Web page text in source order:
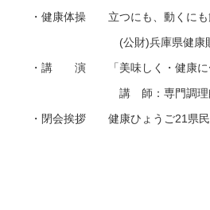
・健康体操 立つにも、動くにも
(公財)兵庫県健康財団
・講 演 「美味しく・健康に〜
講 師：専門調理師・
・閉会挨拶 健康ひょうご21県民